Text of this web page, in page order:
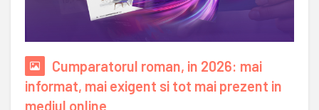
Cumparatorul roman, in 2026: mai
informat, mai exigent si tot mai prezent in
mediul online